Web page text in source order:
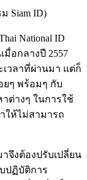
Siam ID)
National ID
มื่อกลางปี 2557
วลาที่ผ่านมา แต่ก็
ยๆ พร้อมๆ กับ
ต่างๆ ในการใช้
ให้ไม่สามารถ
จึงต้องปรับเปลี่ยน
ปฏิบัติการ